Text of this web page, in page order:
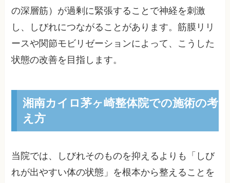
の深層筋）が過剰に緊張することで神経を刺激
し、しびれにつながることがあります。筋膜リリ
ースや関節モビリゼーションによって、こうした
状態の改善を目指します。
湘南カイロ茅ヶ崎整体院での施術の考
え方
当院では、しびれそのものを抑えるよりも「しび
れが出やすい体の状態」を根本から整えることを